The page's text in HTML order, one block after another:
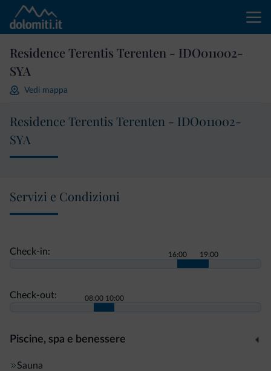
Residence Terentis Terenten - IDO011002-
SYA
Vedi mappa
Residence Terentis Terenten - IDO011002-
SYA
Servizi e Condizioni
Check-in: 16:00 19:00
Check-out: 08:00 10:00
Piscine, spa e benessere
Sauna